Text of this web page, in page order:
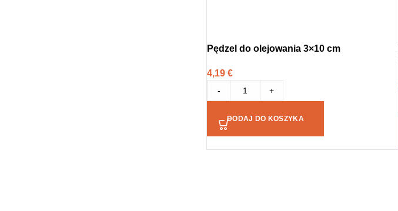
Pędzel do olejowania 3×10 cm
4,19 €
- +
DODAJ DO KOSZYKA